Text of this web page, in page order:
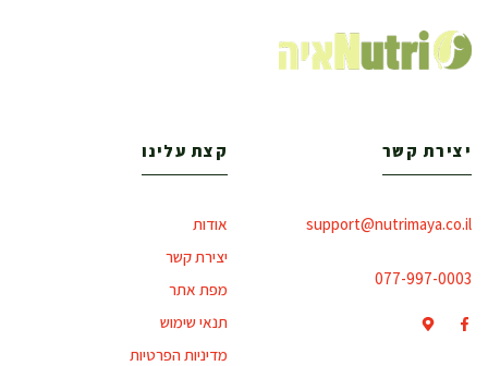
יצירת קשר
support@nutrimaya.co.il
077-997-0003
קצת עלינו
אודות
יצירת קשר
מפת אתר
תנאי שימוש
מדיניות הפרטיות